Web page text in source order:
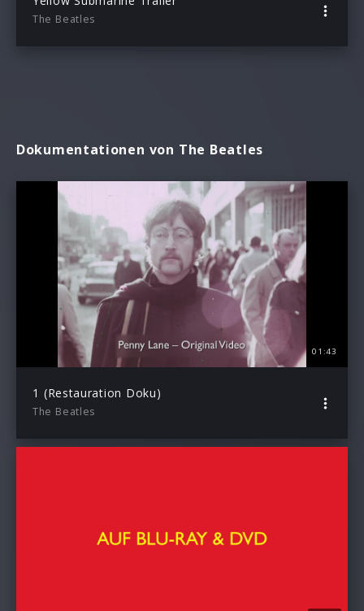
The Beatles
Dokumentationen von The Beatles
01:43
1 (Restauration Doku)
The Beatles